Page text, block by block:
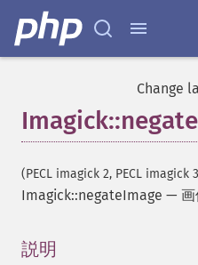
Change
(PECL imagick 2, PECL imagick
Imagick::negateImage —
説明
Imagick
adaptiveBlurImage
adaptiveResizeImage
adaptiveSharpenImage
addImage
addNoiseImage
animateImages